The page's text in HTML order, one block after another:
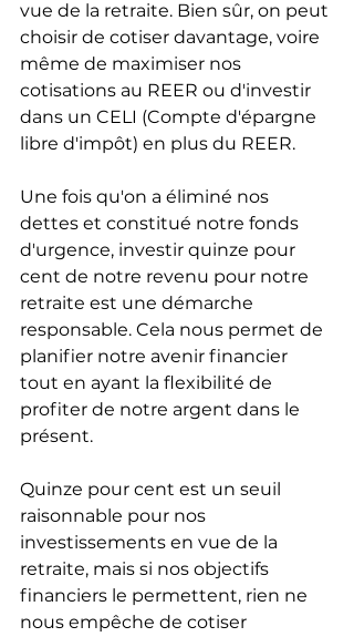
vue de la retraite. Bien sûr, on peut
choisir de cotiser davantage, voire
même de maximiser nos
cotisations au REER ou d'investir
dans un CELI (Compte d'épargne
libre d'impôt) en plus du REER.
Une fois qu'on a éliminé nos
dettes et constitué notre fonds
d'urgence, investir quinze pour
cent de notre revenu pour notre
retraite est une démarche
responsable. Cela nous permet de
planifier notre avenir financier
tout en ayant la flexibilité de
profiter de notre argent dans le
présent.
Quinze pour cent est un seuil
raisonnable pour nos
investissements en vue de la
retraite, mais si nos objectifs
financiers le permettent, rien ne
nous empêche de cotiser